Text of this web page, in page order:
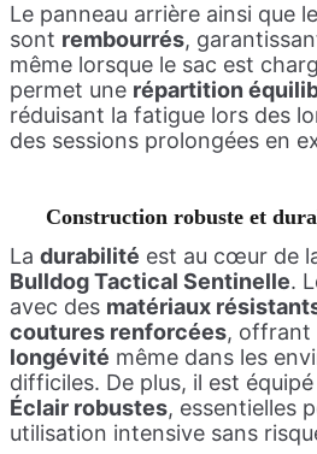
Le panneau arrière ainsi que
sont rembourrés,
même lorsque le sac est
permet une répartition
réduisant la fatigue lors des
des sessions prolongées en
Construction robuste et
La durabilité est au cœur de
Bulldog Tactical Sentinelle.
avec des matériaux
coutures renforcées, offrant
longévité même dans les
difficiles. De plus, il est
Éclair robustes, essentielles
utilisation intensive sans